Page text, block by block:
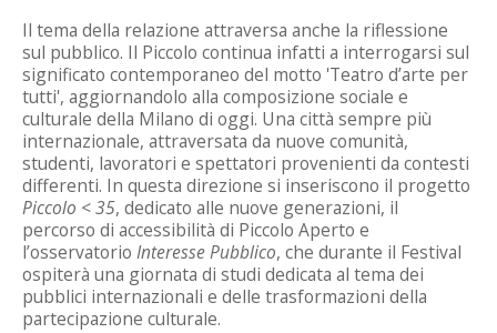
Il tema della relazione attraversa anche la riflessione
sul pubblico. Il Piccolo continua infatti a interrogarsi sul
significato contemporaneo del motto 'Teatro d’arte per
tutti', aggiornandolo alla composizione sociale e
culturale della Milano di oggi. Una città sempre più
internazionale, attraversata da nuove comunità,
studenti, lavoratori e spettatori provenienti da contesti
differenti. In questa direzione si inseriscono il progetto
Piccolo < 35, dedicato alle nuove generazioni, il
percorso di accessibilità di Piccolo Aperto e
l’osservatorio Interesse Pubblico, che durante il Festival
ospiterà una giornata di studi dedicata al tema dei
pubblici internazionali e delle trasformazioni della
partecipazione culturale.